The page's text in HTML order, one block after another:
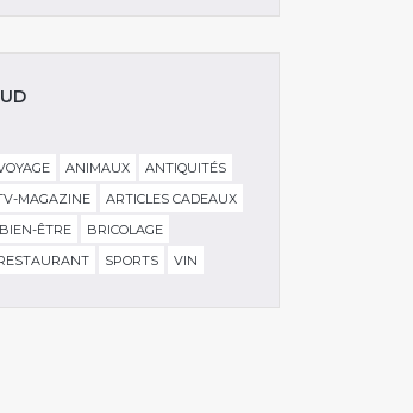
ANIMAUX
ANTIQUITÉS
MAGAZINE
ARTICLES CADEAUX
BIEN-ÊTRE
BRICOLAGE
SPORTS VIN